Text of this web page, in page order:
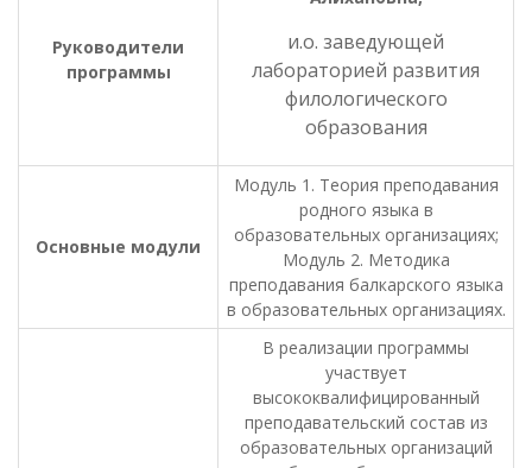
Руководители
программы
и.о. заведующей
лабораторией развития
филологического
образования
Основные модули
Модуль 1. Теория преподавания
родного языка в
образовательных организациях;
Модуль 2. Методика
преподавания балкарского языка
в образовательных организациях.
В реализации программы
участвует
высококвалифицированный
преподавательский состав из
образовательных организаций